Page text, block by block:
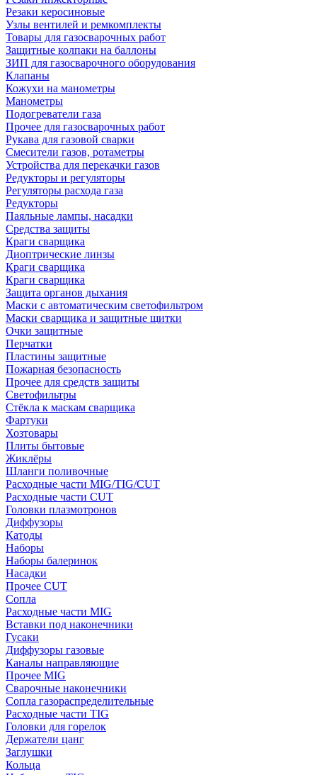
Резаки керосиновые
Узлы вентилей и ремкомплекты
Товары для газосварочных работ
Защитные колпаки на баллоны
ЗИП для газосварочного оборудования
Клапаны
Кожухи на манометры
Манометры
Подогреватели газа
Прочее для газосварочных работ
Рукава для газовой сварки
Смесители газов, ротаметры
Устройства для перекачки газов
Редукторы и регуляторы
Регуляторы расхода газа
Редукторы
Паяльные лампы, насадки
Средства защиты
Краги сварщика
Диоптрические линзы
Краги сварщика
Краги сварщика
Защита органов дыхания
Маски с автоматическим светофильтром
Маски сварщика и защитные щитки
Очки защитные
Перчатки
Пластины защитные
Пожарная безопасность
Прочее для средств защиты
Светофильтры
Стёкла к маскам сварщика
Фартуки
Хозтовары
Плиты бытовые
Жиклёры
Шланги поливочные
Расходные части MIG/TIG/CUT
Расходные части CUT
Головки плазмотронов
Диффузоры
Катоды
Наборы
Наборы балеринок
Насадки
Прочее CUT
Сопла
Расходные части MIG
Вставки под наконечники
Гусаки
Диффузоры газовые
Каналы направляющие
Прочее MIG
Сварочные наконечники
Сопла газораспределительные
Расходные части TIG
Головки для горелок
Держатели цанг
Заглушки
Кольца